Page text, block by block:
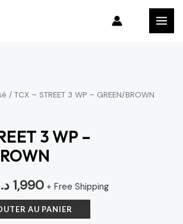
/ TCX – STREET 3 WP – GREEN/BROWN
3 WP –
:
2,390 د.م..
1,990
prix
est :
+ Free Shipping
AU PANIER